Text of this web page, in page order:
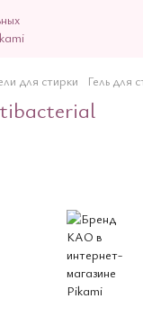
для стирки Гель для